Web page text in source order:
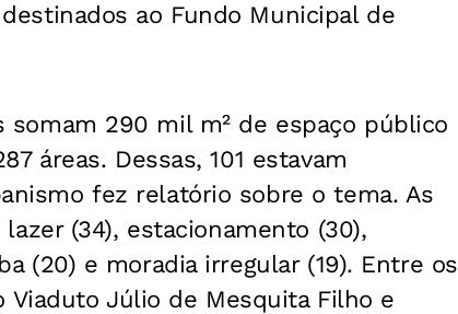
ao Fundo Municipal de
290 mil m² de espaço público
áreas. Dessas, 101 estavam
fez relatório sobre o tema. As
(34), estacionamento (30),
(20) e moradia irregular (19). Entre os
Viaduto Júlio de Mesquita Filho e